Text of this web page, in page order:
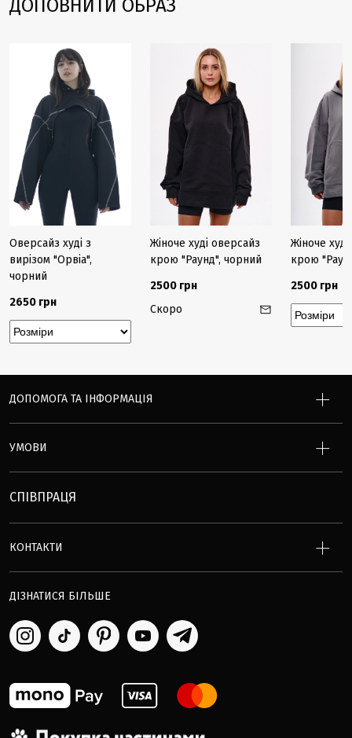
ДОПОВНИТИ ОБРАЗ
Оверсайз худі з
вирізом "Орвіа",
чорний
2650 грн
Жіноче худі оверсайз
крою "Раунд", чорний
2500 грн
Скоро
Жіноче
крою
2500 грн
ДОПОМОГА ТА ІНФОРМАЦІЯ
УМОВИ
СПІВПРАЦЯ
КОНТАКТИ
ДІЗНАТИСЯ БІЛЬШЕ